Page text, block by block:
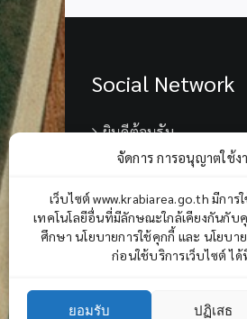
จัดการ การอนุญาตใช้ง
เว็บไซต์ www.krabiarea.go.th มีการ
เทคโนโลยีอื่นที่มีลักษณะใกล้เคียงกันกับ
ศึกษา นโยบายการใช้คุกกี้ และ นโยบา
ก่อนใช้บริการเว็บไซต์ ไ
ยอมรับ ปฏิเสธ
Social Network
ยินดีต้อนรับ